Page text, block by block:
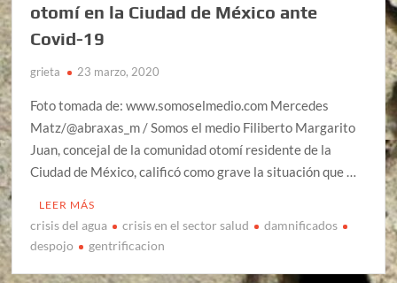
otomí en la Ciudad de México ante
Covid-19
grieta 23 marzo, 2020
Foto tomada de: www.somoselmedio.com Mercedes
Matz/@abraxas_m / Somos el medio Filiberto Margarito
Juan, concejal de la comunidad otomí residente de la
Ciudad de México, calificó como grave la situación que …
LEER MÁS
crisis del agua crisis en el sector salud
damnificados
despojo
gentrificacion